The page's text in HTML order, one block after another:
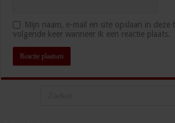
Mijn naam, e-mail en site opslaan in deze
volgende keer wanneer ik een reactie plaats.